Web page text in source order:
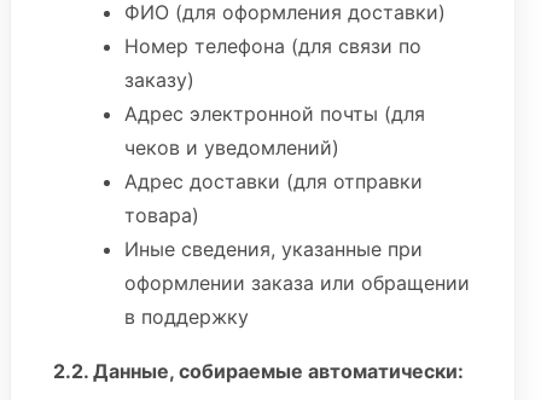
ФИО (для оформления доставки)
Номер телефона (для связи по
заказу)
Адрес электронной почты (для
чеков и уведомлений)
Адрес доставки (для отправки
товара)
Иные сведения, указанные при
оформлении заказа или обращении
в поддержку
2.2. Данные, собираемые автоматически: